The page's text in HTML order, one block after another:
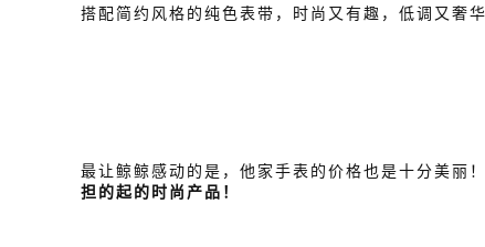
搭配简约风格的纯色表带，时尚又有趣，低调又奢
最让鲸鲸感动的是，他家手表的价格也是十分美
担的起的时尚产品！